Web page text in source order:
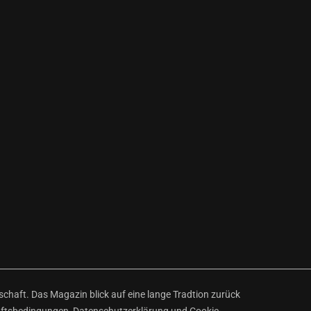
Das Magazin blick auf eine lange Tradtion zurück